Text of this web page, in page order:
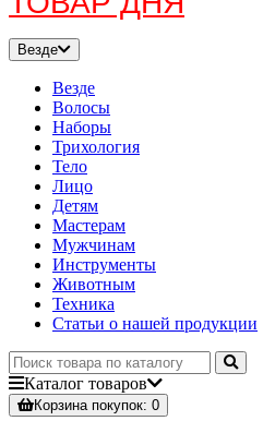
Везде
Везде
Волосы
Наборы
Трихология
Тело
Лицо
Детям
Мастерам
Мужчинам
Инструменты
Животным
Техника
Статьи о нашей продукции
Каталог товаров
Корзинапокупок: 0